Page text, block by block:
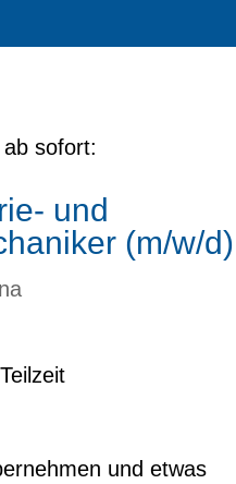
sofort:
und
(m/w/d)
und etwas